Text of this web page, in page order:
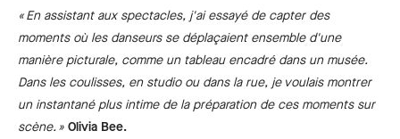
« En assistant aux spectacles, j'ai essayé de capter des
moments où les danseurs se déplaçaient ensemble d'une
manière picturale, comme un tableau encadré dans un musée.
Dans les coulisses, en studio ou dans la rue, je voulais montrer
un instantané plus intime de la préparation de ces moments sur
scène. » Olivia Bee.